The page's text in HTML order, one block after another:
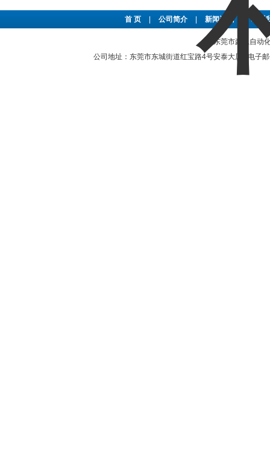
首 页 公司简介 新闻资讯 联系
东莞市豪恩自动
公司地址：东莞市东城街道红宝路4号安泰大厦 电子